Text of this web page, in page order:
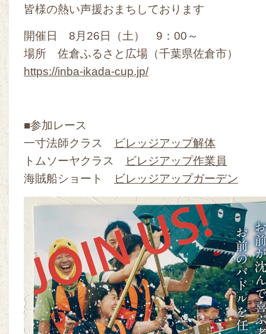
皆様の熱い声援おまちしております
開催日 8月26日（土） 9：00～
場所 佐倉ふるさと広場（千葉県佐倉市）
https://inba-ikada-cup.jp/
■参加レース
一寸法師クラス
ビレッジアップ解体
トムソーヤクラス
ビレジアップ作業員
海賊船ショート
ビレッジアップガーデン